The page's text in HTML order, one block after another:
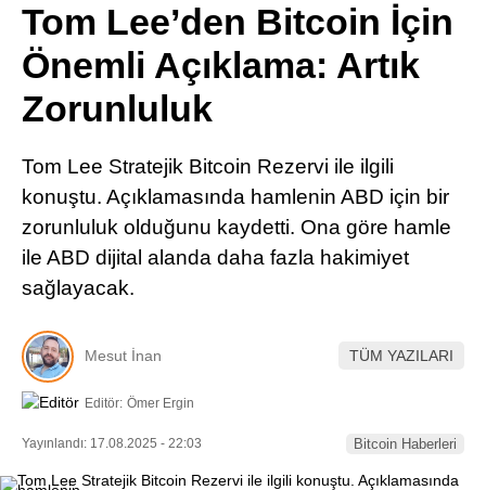
Youtube
TikTok
LinkedIn
Telegram
Tom Lee’den Bitcoin İçin
Önemli Açıklama: Artık
Zorunluluk
Tom Lee Stratejik Bitcoin Rezervi ile ilgili
konuştu. Açıklamasında hamlenin ABD için bir
zorunluluk olduğunu kaydetti. Ona göre hamle
ile ABD dijital alanda daha fazla hakimiyet
sağlayacak.
Mesut İnan TÜM YAZILARI
Editör: Ömer Ergin
Yayınlandı: 17.08.2025 - 22:03 Bitcoin Haberleri